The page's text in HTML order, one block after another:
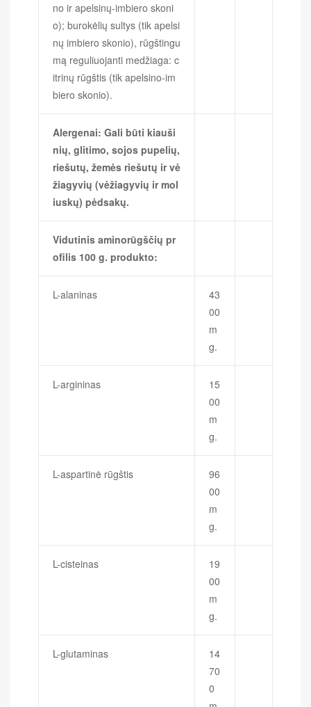
no ir apelsinų-imbiero skoni
o); burokėlių sultys (tik apelsi
nų imbiero skonio), rūgštingu
mą reguliuojanti medžiaga: c
itrinų rūgštis (tik apelsino-im
biero skonio).
Alergenai: Gali būti kiauši
nių, glitimo, sojos pupelių,
riešutų, žemės riešutų ir vė
žiagyvių (vėžiagyvių ir mol
iuskų) pėdsakų.
Vidutinis aminorūgščių pr
ofilis 100 g. produkto:
L-alaninas
43
00
m
g.
L-argininas
15
00
m
g.
L-aspartinė rūgštis
96
00
m
g.
L-cisteinas
19
00
m
g.
L-glutaminas
14
70
0